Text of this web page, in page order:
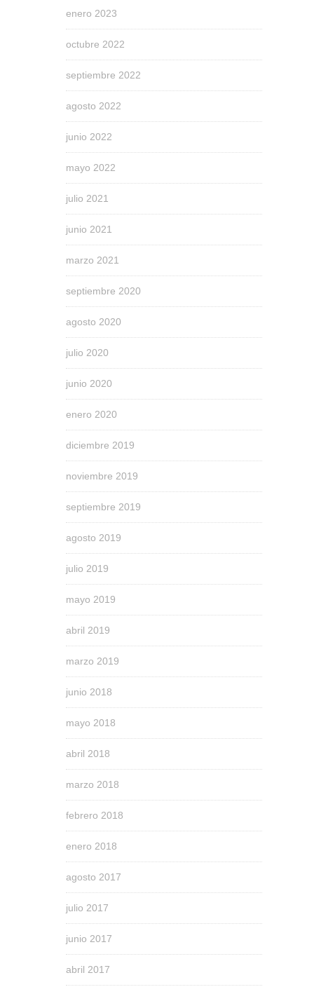
enero 2023
octubre 2022
septiembre 2022
agosto 2022
junio 2022
mayo 2022
julio 2021
junio 2021
marzo 2021
septiembre 2020
agosto 2020
julio 2020
junio 2020
enero 2020
diciembre 2019
noviembre 2019
septiembre 2019
agosto 2019
julio 2019
mayo 2019
abril 2019
marzo 2019
junio 2018
mayo 2018
abril 2018
marzo 2018
febrero 2018
enero 2018
agosto 2017
julio 2017
junio 2017
abril 2017